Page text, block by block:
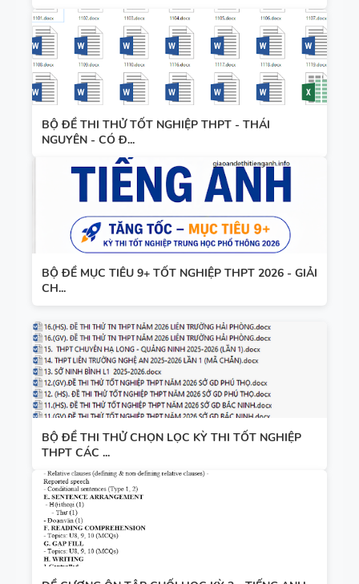
BỘ ĐỀ THI THỬ TỐT NGHIỆP THPT - THÁI
NGUYÊN - CÓ Đ...
BỘ ĐỀ MỤC TIÊU 9+ TỐT NGHIỆP THPT 2026 - GIẢI
CH...
BỘ ĐỀ THI THỬ CHỌN LỌC KỲ THI TỐT NGHIỆP
THPT CÁC ...